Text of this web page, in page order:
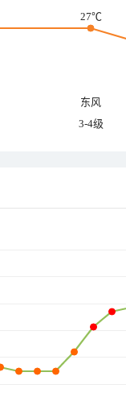
27℃
东风
3-4级